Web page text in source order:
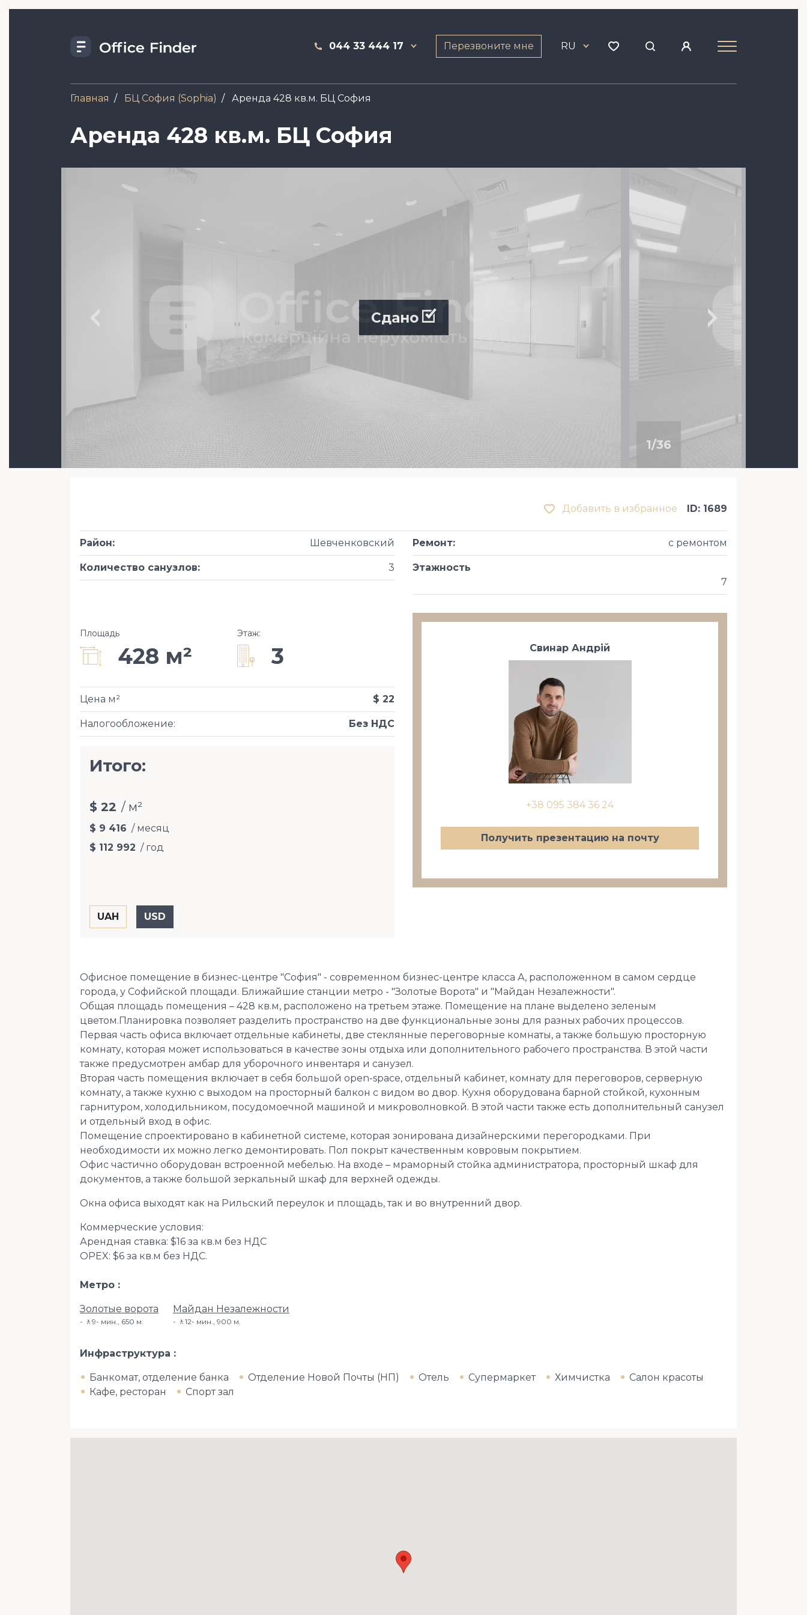
044 33 444 17 Перезвоните мне RU
Главная БЦ София (Sophia) Аренда 428 кв.м. БЦ София
Аренда 428 кв.м. БЦ София
1/36
Сдано
Добавить в избранное ID: 1689
Район: Шевченковский
Количество санузлов: 3
Ремонт: с ремонтом
Этажность
7
Площадь
428 м²
Этаж:
3
Налогообложение: Без НДС
Цена м² $ 22
Итого:
$ 22 / м²
$ 9 416 / месяц
$ 112 992 / год
Свинар Андрій
+38 095 384 36 24
Получить презентацию на почту
Офисное помещение в бизнес-центре "София" - современном бизнес-центре класса А, расположенном в самом сердце
города, у Софийской площади. Ближайшие станции метро - "Золотые Ворота" и "Майдан Незалежности".
Общая площадь помещения – 428 кв.м, расположено на третьем этаже. Помещение на плане выделено зеленым
цветом.Планировка позволяет разделить пространство на две функциональные зоны для разных рабочих процессов.
Первая часть офиса включает отдельные кабинеты, две стеклянные переговорные комнаты, а также большую просторную
комнату, которая может использоваться в качестве зоны отдыха или дополнительного рабочего пространства. В этой части
также предусмотрен амбар для уборочного инвентаря и санузел.
Вторая часть помещения включает в себя большой open-space, отдельный кабинет, комнату для переговоров, серверную
комнату, а также кухню с выходом на просторный балкон с видом во двор. Кухня оборудована барной стойкой, кухонным
гарнитуром, холодильником, посудомоечной машиной и микроволновкой. В этой части также есть дополнительный санузел
и отдельный вход в офис.
Помещение спроектировано в кабинетной системе, которая зонирована дизайнерскими перегородками. При
необходимости их можно легко демонтировать. Пол покрыт качественным ковровым покрытием.
Офис частично оборудован встроенной мебелью. На входе – мраморный стойка администратора, просторный шкаф для
документов, а также большой зеркальный шкаф для верхней одежды.
Окна офиса выходят как на Рильский переулок и площадь, так и во внутренний двор.
Коммерческие условия:
Арендная ставка: $16 за кв.м без НДС
OPEX: $6 за кв.м без НДС.
Метро
Золотые ворота
🚶9- мин., 650 м.
Майдан Незалежности
🚶12- мин​., 900 м.
Инфраструктура
Банкомат, отделение банка Отделение Новой Почты (НП) Отель Супермаркет Химчистка
Салон красоты
Кафе, ресторан
Спорт зал